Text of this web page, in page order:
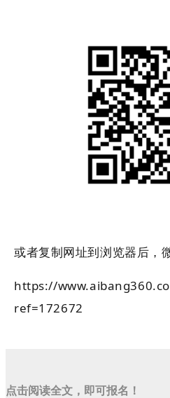
或者复制网址到浏览器后，
https://
ref=172672
点击阅读全文，即可报名！